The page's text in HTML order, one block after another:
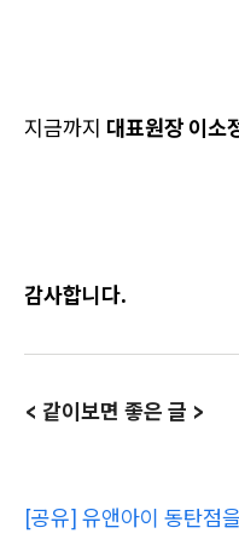
지금까지 대표원장 이소
감사합니다.
< 같이보면 좋은 글 >
[공유] 유앤아이 동탄점